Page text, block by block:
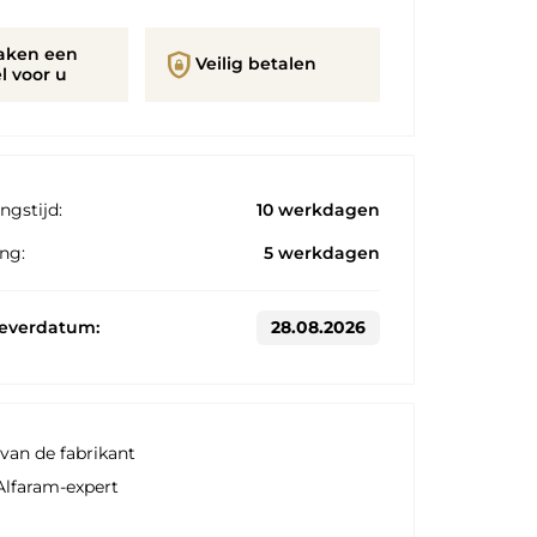
een
voor u
shield_lock Veilig betalen
10 werkdagen
5 werkdagen
28.08.2026
de fabrikant
expert